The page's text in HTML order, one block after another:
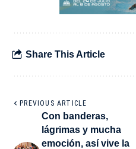
Share This Article
PREVIOUS ARTICLE
Con banderas,
lágrimas y mucha
emoción, así vive la